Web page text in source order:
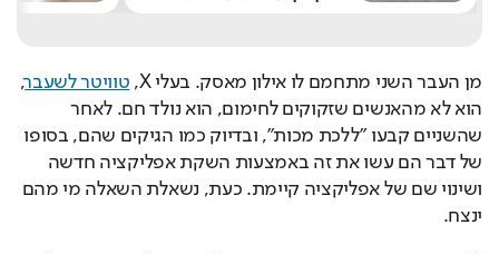
מן העבר השני מתחמם לו אילון מאסק. בעלי X, טוויטר לשעבר ,
הוא לא מהאנשים שזקוקים לחימום, הוא נולד חם. לאחר
שהשניים קבעו "ללכת מכות", ובדיוק כמו הגיקים שהם, בסופו
של דבר הם עשו את זה באמצעות השקת אפליקציה חדשה
ושינוי שם של אפליקציה קיימת. כעת, נשאלת השאלה מי מהם
ינצח.